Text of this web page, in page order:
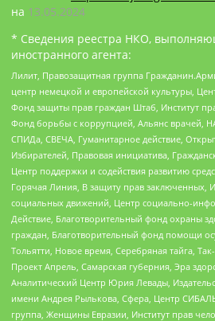
на 13.05.2024
* Сведения реестра НКО,
иностранного агента:
Лилит, Правозащитная группа
центр немецкой и европейской культуры,
Фонд защиты прав граждан Штаб, Институт
Фонд борьбы с коррупцией, Альянс
СПИДа, СВЕЧА, Гуманитарное действие,
Избирателей, Правовая инициатива,
Центр поддержки и содействия развитию
Горячая Линия, В защиту прав заключенных,
социальных движений, Центр социально-
Действие, Благотворительный фонд охраны
граждан, Благотворительный фонд помощи
Тольятти, Новое время, Серебряная тайга,
Проект Апрель, Самарская губерния, Эра
Аналитический Центр Юрия Левады,
имени Андрея Рылькова, Сфера, Центр
группа, Женщины Евразии, Институт прав